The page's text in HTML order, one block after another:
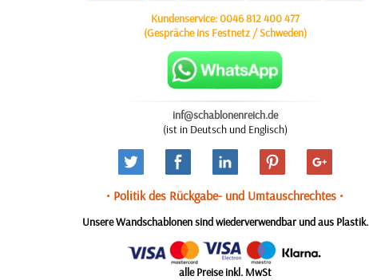
Kundenservice:0046 812 400 477
(Gespräche ins Festnetz / Schweden)
inf@schablonenreich.de
(ist in Deutsch und Englisch)
• Politik des Rückgabe- und Umtauschrechtes •
Unsere Wandschablonen sind wiederverwendbar und aus Plastik.
alle Preise inkl. MwSt